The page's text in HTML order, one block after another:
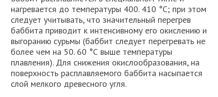
нагревается до температуры 400. 410 °С; при этом
следует учитывать, что значительный перегрев
баббита приводит к интенсивному его окислению и
выгоранию сурьмы (баббит следует перегревать не
более чем на 50. 60 °С выше температуры
плавления). Для снижения окислообразования, на
поверхность расплавляемого баббита насыпается
слой мелкого древесного угля.